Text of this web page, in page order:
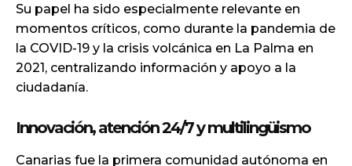
Su papel ha sido especialmente relevante en
momentos críticos, como durante la pandemia de
la COVID-19 y la crisis volcánica en La Palma en
2021, centralizando información y apoyo a la
ciudadanía.
Innovación, atención 24/7 y multilingüismo
Canarias fue la primera comunidad autónoma en